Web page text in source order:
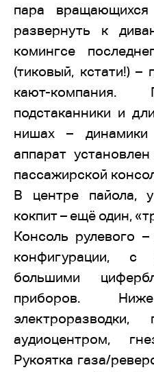
пара
развернуть к
комингсе
(тиковый, кстати!) –
кают-
подстаканники и
нишах – динамики
аппарат
пассажирской
В центре пайола,
кокпит – ещё один,
Консоль рулевого
конфигурации,
большими
приборов.
электроразводки,
аудиоцентром,
Рукоятка газа/